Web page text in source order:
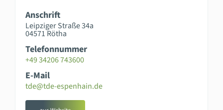
Anschrift
Leipziger Straße 34a
04571 Rötha
Telefonnummer
+49 34206 743600
E-Mail
tde@tde-espenhain.de